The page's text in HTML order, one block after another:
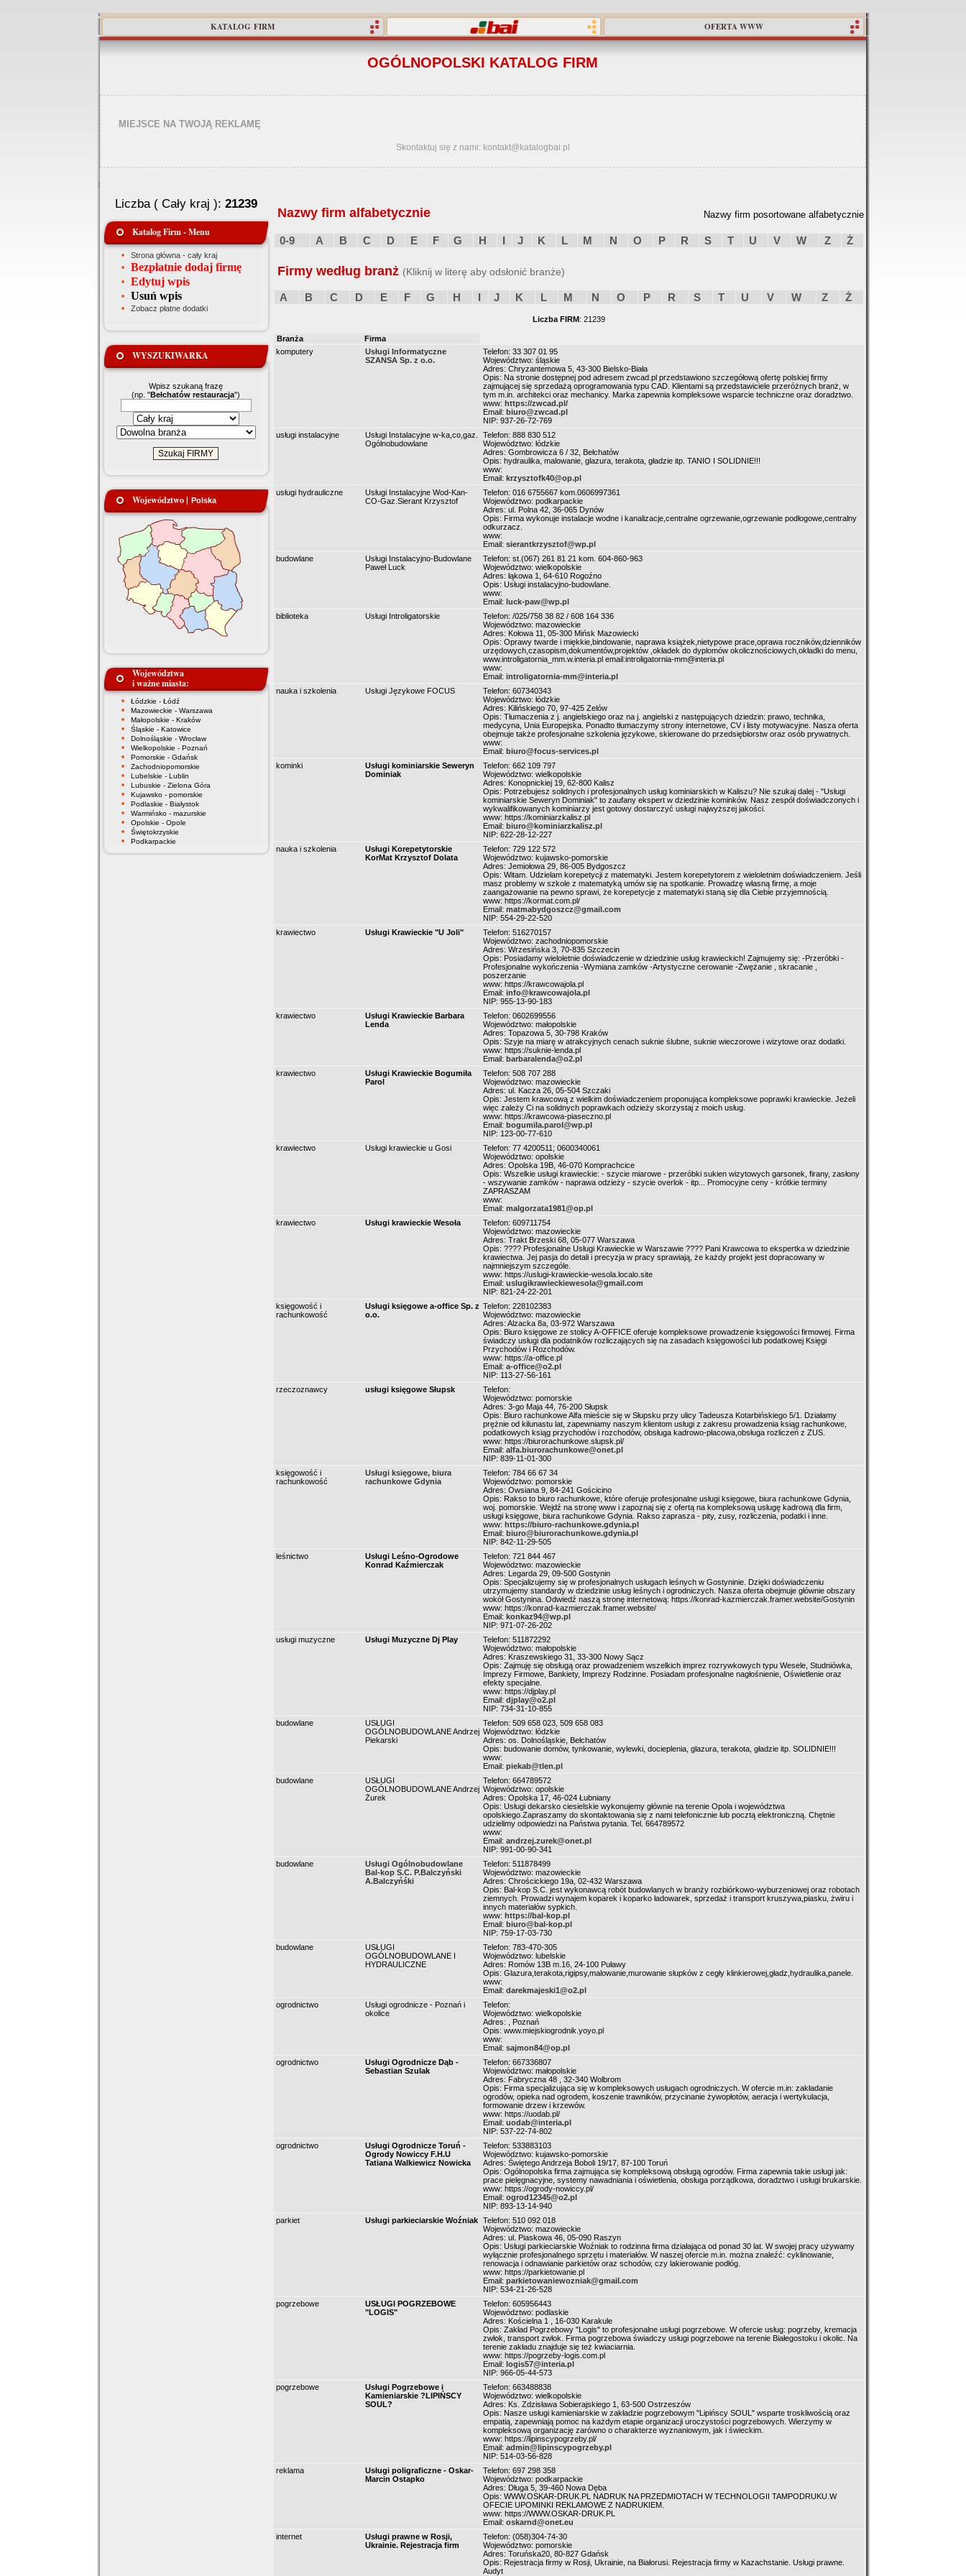
KATALOG FIRM OFERTA WWW
OGÓLNOPOLSKI KATALOG FIRM
MIEJSCE NA TWOJĄ REKLAMĘ
Skontaktuj się z nami: kontakt@katalogbai.pl
Liczba ( Cały kraj ): 21239
Katalog Firm - Menu
Strona główna - cały kraj
Bezpłatnie dodaj firmę
Edytuj wpis
Usuń wpis
Zobacz płatne dodatki
WYSZUKIWARKA
Wpisz szukaną frazę
(np. "Bełchatów restauracja")
Województwo | Polska
Województwa
i ważne miasta:
Łódzkie - Łódź
Mazowieckie - Warszawa
Małopolskie - Kraków
Śląskie - Katowice
Dolnośląskie - Wrocław
Wielkopolskie - Poznań
Pomorskie - Gdańsk
Zachodniopomorskie
Lubelskie - Lublin
Lubuskie - Zielona Góra
Kujawsko - pomorskie
Podlaskie - Białystok
Warmińsko - mazurskie
Opolskie - Opole
Świętokrzyskie
Podkarpackie
Nazwy firm alfabetycznie Nazwy firm posortowane alfabetycznie
0-9 A B C D E F G H I J K L M N O P R S T U V W Z Ż
Firmy według branż (Kliknij w literę aby odsłonić branże)
A B C D E F G H I J K L M N O P R S T U V W Z Ż
Liczba FIRM: 21239
Branża
Firma
komputery
Usługi Informatyczne
SZANSA Sp. z o.o.
Telefon: 33 307 01 95
Województwo: śląskie
Adres: Chryzantemowa 5, 43-300 Bielsko-Biała
Opis: Na stronie dostępnej pod adresem zwcad.pl przedstawiono szczegółową ofertę polskiej firmy
zajmującej się sprzedażą oprogramowania typu CAD. Klientami są przedstawiciele przeróżnych branż, w
tym m.in. architekci oraz mechanicy. Marka zapewnia kompleksowe wsparcie techniczne oraz doradztwo.
www: https://zwcad.pl/
Email: biuro@zwcad.pl
NIP: 937-26-72-769
usługi instalacyjne
Usługi Instalacyjne w-ka,co,gaz.
Ogólnobudowlane
Telefon: 888 830 512
Województwo: łódzkie
Adres: Gombrowicza 6 / 32, Bełchatów
Opis: hydraulika, malowanie, glazura, terakota, gładzie itp. TANIO I SOLIDNIE!!!
www:
Email: krzysztofk40@op.pl
usługi hydrauliczne
Usługi Instalacyjne Wod-Kan-
CO-Gaz.Sierant Krzysztof
Telefon: 016 6755667 kom.0606997361
Województwo: podkarpackie
Adres: ul. Polna 42, 36-065 Dynów
Opis: Firma wykonuje instalacje wodne i kanalizacje,centralne ogrzewanie,ogrzewanie podłogowe,centralny
odkurzacz.
www:
Email: sierantkrzysztof@wp.pl
budowlane
Usługi Instalacyjno-Budowlane
Paweł Luck
Telefon: st.(067) 261 81 21 kom. 604-860-963
Województwo: wielkopolskie
Adres: łąkowa 1, 64-610 Rogoźno
Opis: Usługi instalacyjno-budowlane.
www:
Email: luck-paw@wp.pl
biblioteka
Usługi Introligatorskie
Telefon: /025/758 38 82 / 608 164 336
Województwo: mazowieckie
Adres: Kołowa 11, 05-300 Mińsk Mazowiecki
Opis: Oprawy twarde i miękkie,bindowanie, naprawa książek,nietypowe prace,oprawa roczników,dzienników
urzędowych,czasopism,dokumentów,projektów ,okładek do dyplomów okolicznościowych,okładki do menu,
www.introligatornia_mm.w.interia.pl email:introligatornia-mm@interia.pl
www:
Email: introligatornia-mm@interia.pl
nauka i szkolenia
Usługi Językowe FOCUS
Telefon: 607340343
Województwo: łódzkie
Adres: Kilińskiego 70, 97-425 Zelów
Opis: Tłumaczenia z j. angielskiego oraz na j. angielski z następujących dziedzin: prawo, technika,
medycyna, Unia Europejska. Ponadto tłumaczymy strony internetowe, CV i listy motywacyjne. Nasza oferta
obejmuje także profesjonalne szkolenia językowe, skierowane do przedsiębiorstw oraz osób prywatnych.
www:
Email: biuro@focus-services.pl
kominki
Usługi kominiarskie Seweryn
Dominiak
Telefon: 662 109 797
Województwo: wielkopolskie
Adres: Konopnickiej 19, 62-800 Kalisz
Opis: Potrzebujesz solidnych i profesjonalnych usług kominiarskich w Kaliszu? Nie szukaj dalej - "Usługi
kominiarskie Seweryn Dominiak" to zaufany ekspert w dziedzinie kominków. Nasz zespół doświadczonych i
wykwalifikowanych kominiarzy jest gotowy dostarczyć usługi najwyższej jakości.
www: https://kominiarzkalisz.pl
Email: biuro@kominiarzkalisz.pl
NIP: 622-28-12-227
nauka i szkolenia
Usługi Korepetytorskie
KorMat Krzysztof Dolata
Telefon: 729 122 572
Województwo: kujawsko-pomorskie
Adres: Jemiołowa 29, 86-005 Bydgoszcz
Opis: Witam. Udzielam korepetycji z matematyki. Jestem korepetytorem z wieloletnim doświadczeniem. Jeśli
masz problemy w szkole z matematyką umów się na spotkanie. Prowadzę własną firmę, a moje
zaangażowanie na pewno sprawi, że korepetycje z matematyki staną się dla Ciebie przyjemnością.
www: https://kormat.com.pl/
Email: matmabydgoszcz@gmail.com
NIP: 554-29-22-520
krawiectwo
Usługi Krawieckie "U Joli"
Telefon: 516270157
Województwo: zachodniopomorskie
Adres: Wrzesińska 3, 70-835 Szczecin
Opis: Posiadamy wieloletnie doświadczenie w dziedzinie usług krawieckich! Zajmujemy się: -Przeróbki -
Profesjonalne wykończenia -Wymiana zamków -Artystyczne cerowanie -Zwężanie , skracanie ,
poszerzanie
www: https://krawcowajola.pl
Email: info@krawcowajola.pl
NIP: 955-13-90-183
krawiectwo
Usługi Krawieckie Barbara
Lenda
Telefon: 0602699556
Województwo: małopolskie
Adres: Topazowa 5, 30-798 Kraków
Opis: Szyje na miarę w atrakcyjnych cenach suknie ślubne, suknie wieczorowe i wizytowe oraz dodatki.
www: https://suknie-lenda.pl
Email: barbaralenda@o2.pl
krawiectwo
Usługi Krawieckie Bogumiła
Parol
Telefon: 508 707 288
Województwo: mazowieckie
Adres: ul. Kacza 26, 05-504 Szczaki
Opis: Jestem krawcową z wielkim doświadczeniem proponująca kompleksowe poprawki krawieckie. Jeżeli
więc zależy Ci na solidnych poprawkach odzieży skorzystaj z moich usług.
www: https://krawcowa-piaseczno.pl
Email: bogumila.parol@wp.pl
NIP: 123-00-77-610
krawiectwo
Usługi krawieckie u Gosi
Telefon: 77 4200511; 0600340061
Województwo: opolskie
Adres: Opolska 19B, 46-070 Komprachcice
Opis: Wszelkie usługi krawieckie: - szycie miarowe - przeróbki sukien wizytowych garsonek, firany, zasłony
- wszywanie zamków - naprawa odzieży - szycie overlok - itp... Promocyjne ceny - krótkie terminy
ZAPRASZAM
www:
Email: malgorzata1981@op.pl
krawiectwo
Usługi krawieckie Wesoła
Telefon: 609711754
Województwo: mazowieckie
Adres: Trakt Brzeski 68, 05-077 Warszawa
Opis: ???? Profesjonalne Usługi Krawieckie w Warszawie ???? Pani Krawcowa to ekspertka w dziedzinie
krawiectwa. Jej pasja do detali i precyzja w pracy sprawiają, że każdy projekt jest dopracowany w
najmniejszym szczególe.
www: https://uslugi-krawieckie-wesola.localo.site
Email: uslugikrawieckiewesola@gmail.com
NIP: 821-24-22-201
księgowość i
rachunkowość
Usługi księgowe a-office Sp. z
o.o.
Telefon: 228102383
Województwo: mazowieckie
Adres: Alzacka 8a, 03-972 Warszawa
Opis: Biuro księgowe ze stolicy A-OFFICE oferuje kompleksowe prowadzenie księgowości firmowej. Firma
świadczy usługi dla podatników rozliczających się na zasadach księgowości lub podatkowej Księgi
Przychodów i Rozchodów.
www: https://a-office.pl
Email: a-office@o2.pl
NIP: 113-27-56-161
rzeczoznawcy
usługi księgowe Słupsk
Telefon:
Województwo: pomorskie
Adres: 3-go Maja 44, 76-200 Słupsk
Opis: Biuro rachunkowe Alfa mieście się w Słupsku przy ulicy Tadeusza Kotarbińskiego 5/1. Działamy
prężnie od kilunastu lat, zapewniamy naszym klientom usługi z zakresu prowadzenia ksiąg rachunkowe,
podatkowych ksiąg przychodów i rozchodów, obsługa kadrowo-płacowa,obsługa rozliczeń z ZUS.
www: https://biurorachunkowe.slupsk.pl/
Email: alfa.biurorachunkowe@onet.pl
NIP: 839-11-01-300
księgowość i
rachunkowość
Usługi księgowe, biura
rachunkowe Gdynia
Telefon: 784 66 67 34
Województwo: pomorskie
Adres: Owsiana 9, 84-241 Gościcino
Opis: Rakso to biuro rachunkowe, które oferuje profesjonalne usługi księgowe, biura rachunkowe Gdynia,
woj. pomorskie. Wejdź na stronę www i zapoznaj się z ofertą na kompleksową usługę kadrową dla firm,
usługi księgowe, biura rachunkowe Gdynia. Rakso zaprasza - pity, zusy, rozliczenia, podatki i inne.
www: https://biuro-rachunkowe.gdynia.pl
Email: biuro@biurorachunkowe.gdynia.pl
NIP: 842-11-29-505
leśnictwo
Usługi Leśno-Ogrodowe
Konrad Kaźmierczak
Telefon: 721 844 467
Województwo: mazowieckie
Adres: Legarda 29, 09-500 Gostynin
Opis: Specjalizujemy się w profesjonalnych usługach leśnych w Gostyninie. Dzięki doświadczeniu
utrzymujemy standardy w dziedzinie usług leśnych i ogrodniczych. Nasza oferta obejmuje głównie obszary
wokół Gostynina. Odwiedź naszą stronę internetową: https://konrad-kazmierczak.framer.website/Gostynin
www: https://konrad-kazmierczak.framer.website/
Email: konkaz94@wp.pl
NIP: 971-07-26-202
usługi muzyczne
Usługi Muzyczne Dj Play
Telefon: 511872292
Województwo: małopolskie
Adres: Kraszewskiego 31, 33-300 Nowy Sącz
Opis: Zajmuję się obsługą oraz prowadzeniem wszelkich imprez rozrywkowych typu Wesele, Studniówka,
Imprezy Firmowe, Bankiety, Imprezy Rodzinne. Posiadam profesjonalne nagłośnienie, Oświetlenie oraz
efekty specjalne.
www: https://djplay.pl
Email: djplay@o2.pl
NIP: 734-31-10-855
budowlane
USŁUGI
OGÓLNOBUDOWLANE Andrzej
Piekarski
Telefon: 509 658 023, 509 658 083
Województwo: łódzkie
Adres: os. Dolnośląskie, Bełchatów
Opis: budowanie domów, tynkowanie, wylewki, docieplenia, glazura, terakota, gładzie itp. SOLIDNIE!!!
www:
Email: piekab@tlen.pl
budowlane
USŁUGI
OGÓLNOBUDOWLANE Andrzej
Żurek
Telefon: 664789572
Województwo: opolskie
Adres: Opolska 17, 46-024 Łubniany
Opis: Usługi dekarsko ciesielskie wykonujemy głównie na terenie Opola i województwa
opolskiego.Zapraszamy do skontaktowania się z nami telefonicznie lub pocztą elektroniczną. Chętnie
udzielimy odpowiedzi na Państwa pytania. Tel. 664789572
www:
Email: andrzej.zurek@onet.pl
NIP: 991-00-90-341
budowlane
Usługi Ogólnobudowlane
Bal-kop S.C. P.Balczyński
A.Balczyńśki
Telefon: 511878499
Województwo: mazowieckie
Adres: Chrościckiego 19a, 02-432 Warszawa
Opis: Bal-kop S.C. jest wykonawcą robót budowlanych w branży rozbiórkowo-wyburzeniowej oraz robotach
ziemnych. Prowadzi wynajem koparek i koparko ładowarek, sprzedaż i transport kruszywa,piasku, żwiru i
innych materiałów sypkich.
www: https://bal-kop.pl
Email: biuro@bal-kop.pl
NIP: 759-17-03-730
budowlane
USŁUGI
OGÓLNOBUDOWLANE I
HYDRAULICZNE
Telefon: 783-470-305
Województwo: lubelskie
Adres: Romów 13B m.16, 24-100 Puławy
Opis: Glazura,terakota,rigipsy,malowanie,murowanie słupków z cegły klinkierowej,gładz,hydraulika,panele.
www:
Email: darekmajeski1@o2.pl
ogrodnictwo
Usługi ogrodnicze - Poznań i
okolice
Telefon:
Województwo: wielkopolskie
Adres: , Poznań
Opis: www.miejskiogrodnik.yoyo.pl
www:
Email: sajmon84@op.pl
ogrodnictwo
Usługi Ogrodnicze Dąb -
Sebastian Szulak
Telefon: 667336807
Województwo: małopolskie
Adres: Fabryczna 48 , 32-340 Wolbrom
Opis: Firma specjalizująca się w kompleksowych usługach ogrodniczych. W ofercie m.in: zakładanie
ogrodów, opieka nad ogrodem, koszenie trawników, przycinanie żywopłotów, aeracja i wertykulacja,
formowanie drzew i krzewów.
www: https://uodab.pl/
Email: uodab@interia.pl
NIP: 537-22-74-802
ogrodnictwo
Usługi Ogrodnicze Toruń -
Ogrody Nowiccy F.H.U
Tatiana Walkiewicz Nowicka
Telefon: 533883103
Województwo: kujawsko-pomorskie
Adres: Świętego Andrzeja Boboli 19/17, 87-100 Toruń
Opis: Ogólnopolska firma zajmująca się kompleksową obsługą ogrodów. Firma zapewnia takie usługi jak:
prace pielęgnacyjne, systemy nawadniania i oświetlenia, obsługa porządkowa, doradztwo i usługi brukarskie.
www: https://ogrody-nowiccy.pl/
Email: ogrod12345@o2.pl
NIP: 893-13-14-940
parkiet
Usługi parkieciarskie Woźniak
Telefon: 510 092 018
Województwo: mazowieckie
Adres: ul. Piaskowa 46, 05-090 Raszyn
Opis: Usługi parkieciarskie Woźniak to rodzinna firma działająca od ponad 30 lat. W swojej pracy używamy
wyłącznie profesjonalnego sprzętu i materiałów. W naszej ofercie m.in. można znaleźć: cyklinowanie,
renowacja i odnawianie parkietów oraz schodów, czy lakierowanie podłóg.
www: https://parkietowanie.pl
Email: parkietowaniewozniak@gmail.com
NIP: 534-21-26-528
pogrzebowe
USŁUGI POGRZEBOWE
"LOGIS"
Telefon: 605956443
Województwo: podlaskie
Adres: Kościelna 1 , 16-030 Karakule
Opis: Zakład Pogrzebowy "Logis" to profesjonalne usługi pogrzebowe. W ofercie usług: pogrzeby, kremacja
zwłok, transport zwłok. Firma pogrzebowa świadczy usługi pogrzebowe na terenie Białegostoku i okolic. Na
terenie zakładu znajduje się też kwiaciarnia.
www: https://pogrzeby-logis.com.pl
Email: logis57@interia.pl
NIP: 966-05-44-573
pogrzebowe
Usługi Pogrzebowe i
Kamieniarskie ?LIPIŃSCY
SOUL?
Telefon: 663488838
Województwo: wielkopolskie
Adres: Ks. Zdzisława Sobierajskiego 1, 63-500 Ostrzeszów
Opis: Nasze usługi kamieniarskie w zakładzie pogrzebowym "Lipińscy SOUL" wsparte troskliwością oraz
empatią, zapewniają pomoc na każdym etapie organizacji uroczystości pogrzebowych. Wierzymy w
kompleksową organizację zarówno o charakterze wyznaniowym, jak i świeckim.
www: https://lipinscypogrzeby.pl/
Email: admin@lipinscypogrzeby.pl
NIP: 514-03-56-828
reklama
Usługi poligraficzne - Oskar-
Marcin Ostapko
Telefon: 697 298 358
Województwo: podkarpackie
Adres: Długa 5, 39-460 Nowa Dęba
Opis: WWW.OSKAR-DRUK.PL NADRUK NA PRZEDMIOTACH W TECHNOLOGII TAMPODRUKU.W
OFECIE UPOMINKI REKLAMOWE Z NADRUKIEM.
www: https://WWW.OSKAR-DRUK.PL
Email: oskarnd@onet.eu
internet
Usługi prawne w Rosji,
Ukrainie. Rejestracja firm
Telefon: (058)304-74-30
Województwo: pomorskie
Adres: Toruńska20, 80-827 Gdańsk
Opis: Rejestracja firmy w Rosji, Ukrainie, na Białorusi. Rejestracja firmy w Kazachstanie. Usługi prawne.
Audyt